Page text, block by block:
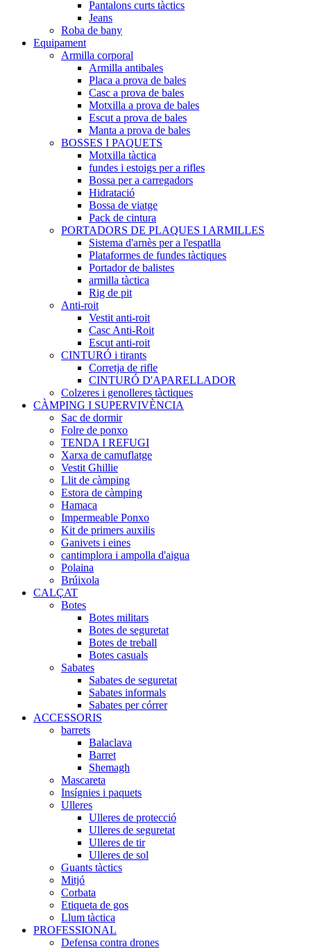
Pantalons curts tàctics
Jeans
Roba de bany
Equipament
Armilla corporal
Armilla antibales
Placa a prova de bales
Casc a prova de bales
Motxilla a prova de bales
Escut a prova de bales
Manta a prova de bales
BOSSES I PAQUETS
Motxilla tàctica
fundes i estoigs per a rifles
Bossa per a carregadors
Hidratació
Bossa de viatge
Pack de cintura
PORTADORS DE PLAQUES I ARMILLES
Sistema d'arnès per a l'espatlla
Plataformes de fundes tàctiques
Portador de balistes
armilla tàctica
Rig de pit
Anti-roit
Vestit anti-roit
Casc Anti-Roit
Escut anti-roit
CINTURÓ i tirants
Corretja de rifle
CINTURÓ D'APARELLADOR
Colzeres i genolleres tàctiques
CÀMPING I SUPERVIVÈNCIA
Sac de dormir
Folre de ponxo
TENDA I REFUGI
Xarxa de camuflatge
Vestit Ghillie
Llit de càmping
Estora de càmping
Hamaca
Impermeable Ponxo
Kit de primers auxilis
Ganivets i eines
cantimplora i ampolla d'aigua
Polaina
Brúixola
CALÇAT
Botes
Botes militars
Botes de seguretat
Botes de treball
Botes casuals
Sabates
Sabates de seguretat
Sabates informals
Sabates per córrer
ACCESSORIS
barrets
Balaclava
Barret
Shemagh
Mascareta
Insígnies i paquets
Ulleres
Ulleres de protecció
Ulleres de seguretat
Ulleres de tir
Ulleres de sol
Guants tàctics
Mitjó
Corbata
Etiqueta de gos
Llum tàctica
PROFESSIONAL
Defensa contra drones